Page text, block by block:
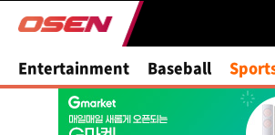
Entertainment Baseball